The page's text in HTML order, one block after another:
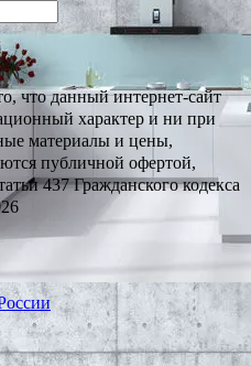
что данный интернет-сайт
характер и ни при
материалы и цены,
публичной офертой,
437 Гражданского кодекса